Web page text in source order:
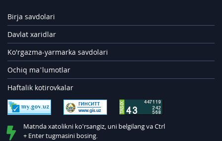
Birja savdolari
Davlat xaridlar
Ko'rgazma-yarmarka savdolari
Ochiq ma’lumotlar
Haftalik kotirovkalar
Matnda xatolikni ko'rsangiz, uni belgilang va Ctrl
+ Enter tugmasini bosing.